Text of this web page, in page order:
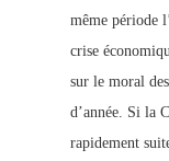
même période
crise
sur le moral
d’année. Si la
rapidement